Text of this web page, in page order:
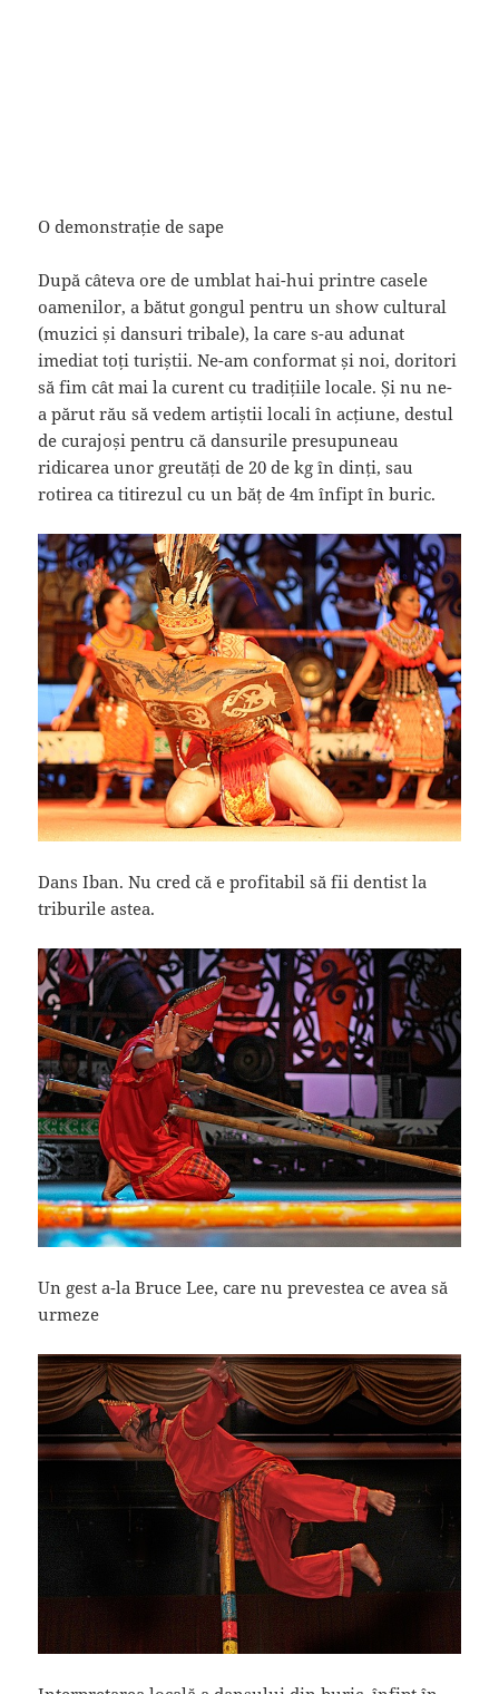
O demonstrație de sape
După câteva ore de umblat hai-hui printre casele
oamenilor, a bătut gongul pentru un show cultural
(muzici și dansuri tribale), la care s-au adunat
imediat toți turiștii. Ne-am conformat și noi, doritori
să fim cât mai la curent cu tradițiile locale. Și nu ne-
a părut rău să vedem artiștii locali în acțiune, destul
de curajoși pentru că dansurile presupuneau
ridicarea unor greutăți de 20 de kg în dinți, sau
rotirea ca titirezul cu un băț de 4m înfipt în buric.
Dans Iban. Nu cred că e profitabil să fii dentist la
triburile astea.
Un gest a-la Bruce Lee, care nu prevestea ce avea să
urmeze